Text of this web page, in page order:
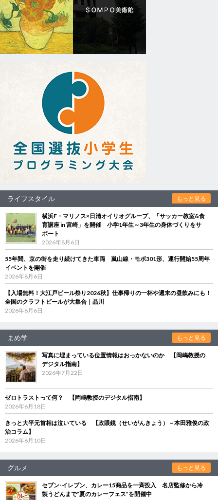
ライフスタイル もっと見る
横浜F・マリノス×日清オイリオグループ、「サッカー教室&食
育講座 in 宮崎」を開催 小学1年生～3年生の身体づくりをサ
ポート
2026年8月6日
55年間、京の街を走り続けてきた車両 嵐山線・モボ301形、運行開始55周年
イベントを開催
2026年8月6日
【入場無料！大江戸ビール祭り2026秋】仕事帰りの一杯や週末の昼飲みにも！
全国のクラフトビールが大集合｜品川
2026年8月6日
まめ学 もっと見る
写真に埋まっている位置情報はおっかないのか 【岡嶋教授の
デジタル指南】
2026年7月22日
ゼロトラストって何？ 【岡嶋教授のデジタル指南】
2026年6月18日
きっと大平元首相は泣いている 【政眼鏡（せいがんきょう）－本田雅俊の政
治コラム】
2026年6月10日
グルメ もっと見る
セブン‐イレブン、カレー15商品を一斉投入 名店監修から冷
製うどんまで“夏のカレーフェス”を開催中